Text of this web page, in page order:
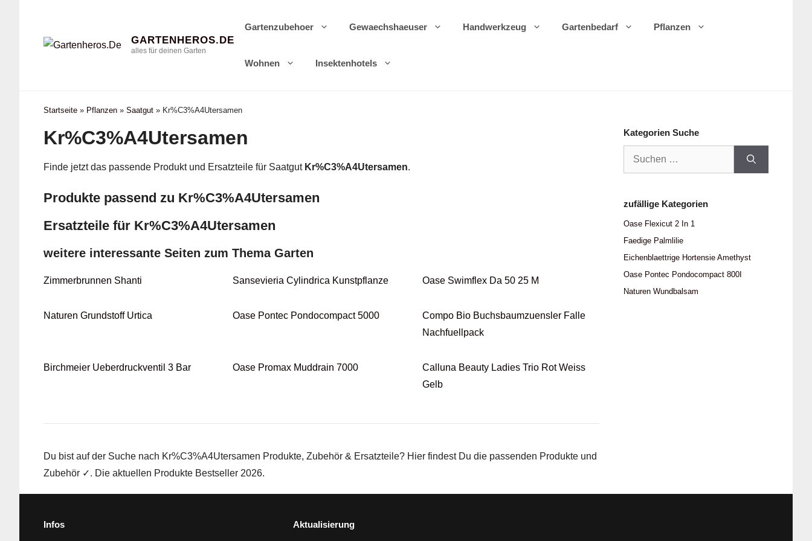
GARTENHEROS.DE
alles für deinen Garten
Gartenzubehoer Gewaechshaeuser Handwerkzeug Gartenbedarf Pflanzen
Wohnen Insektenhotels
Startseite » Pflanzen » Saatgut » Kr%C3%A4Utersamen
Kr%C3%A4Utersamen
Finde jetzt das passende Produkt und Ersatzteile für Saatgut Kr%C3%A4Utersamen.
Produkte passend zu Kr%C3%A4Utersamen
Ersatzteile für Kr%C3%A4Utersamen
weitere interessante Seiten zum Thema Garten
Zimmerbrunnen Shanti Sansevieria Cylindrica Kunstpflanze Oase Swimflex Da 50 25 M
Naturen Grundstoff Urtica Oase Pontec Pondocompact 5000
Compo Bio Buchsbaumzuensler Falle
Nachfuellpack
Birchmeier Ueberdruckventil 3 Bar Oase Promax Muddrain 7000
Calluna Beauty Ladies Trio Rot Weiss
Gelb
Du bist auf der Suche nach Kr%C3%A4Utersamen Produkte, Zubehör & Ersatzteile? Hier findest Du die passenden Produkte und
Zubehör ✓. Die aktuellen Produkte Bestseller 2026.
Kategorien Suche
zufällige Kategorien
Oase Flexicut 2 In 1
Faedige Palmlilie
Eichenblaettrige Hortensie Amethyst
Oase Pontec Pondocompact 800I
Naturen Wundbalsam
Infos Aktualisierung